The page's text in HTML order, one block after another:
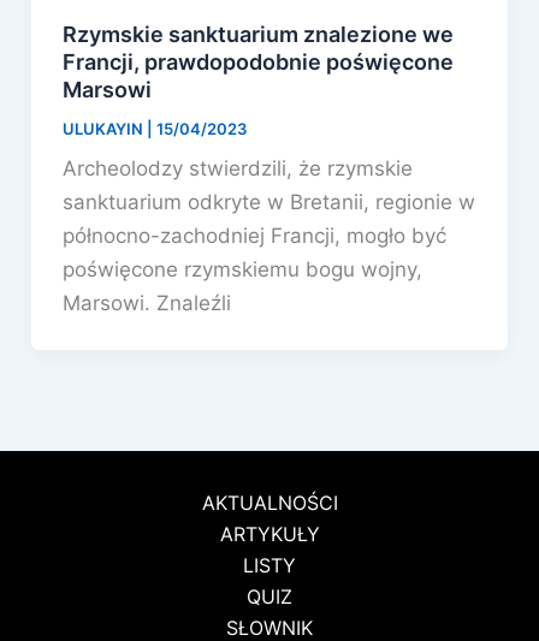
Rzymskie sanktuarium znalezione we
Francji, prawdopodobnie poświęcone
Marsowi
ULUKAYIN 15/04/2023
Archeolodzy stwierdzili, że rzymskie
sanktuarium odkryte w Bretanii, regionie w
północno-zachodniej Francji, mogło być
poświęcone rzymskiemu bogu wojny,
Marsowi. Znaleźli
AKTUALNOŚCI
ARTYKUŁY
LISTY
QUIZ
SŁOWNIK